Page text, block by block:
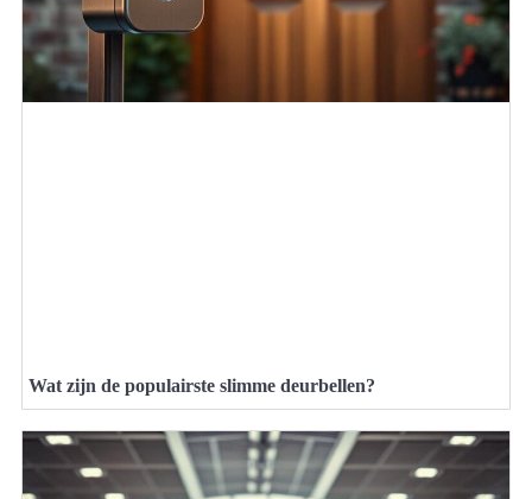
Wat zijn de populairste slimme deurbellen?